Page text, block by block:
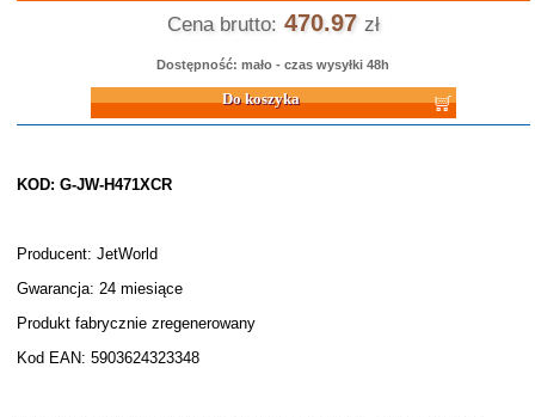
Cena brutto: 470.97 zł
Dostępność: mało - czas wysyłki 48h
Do koszyka
KOD: G-JW-H471XCR
Producent: JetWorld
Gwarancja: 24 miesiące
Produkt fabrycznie zregenerowany
Kod EAN: 5903624323348